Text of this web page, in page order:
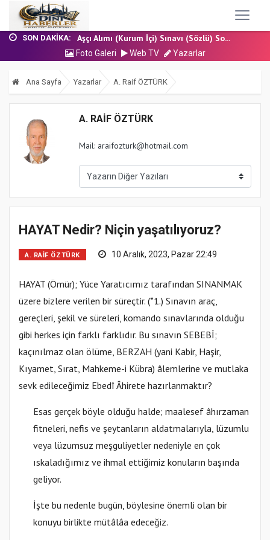
SON DAKIKA:
17 Temmuz 2026 - Cuma Hutbesi
Nakil Talebinde Bulunacak Kadrolu Kur’an...
Aşçı Alımı (Kurum İçi) Sınavı (Sözlü) So...
31 Temmuz 2026 - Cuma Hutbesi
17 Temmuz 2026 - Cuma Hutbesi
Nakil Talebinde Bulunacak Kadrolu Kur’an...
Foto Galeri Web TV Yazarlar
Ana Sayfa Yazarlar A. Raif ÖZTÜRK
A. RAIF ÖZTÜRK
Mail: araifozturk@hotmail.com
HAYAT Nedir? Niçin yaşatılıyoruz?
A. RAIF ÖZTÜRK 10 Aralık, 2023, Pazar 22:49
HAYAT (Ömür); Yüce Yaratıcımız tarafından SINANMAK
üzere bizlere verilen bir süreçtir. (*1.) Sınavın araç,
gereçleri, şekil ve süreleri, komando sınavlarında olduğu
gibi herkes için farklı farklıdır. Bu sınavın SEBEBİ;
kaçınılmaz olan ölüme, BERZAH (yani Kabir, Haşir,
Kıyamet, Sırat, Mahkeme-i Kübra) âlemlerine ve mutlaka
sevk edileceğimiz Ebedî Âhirete hazırlanmaktır?
Esas gerçek böyle olduğu halde; maalesef âhırzaman
fitneleri, nefis ve şeytanların aldatmalarıyla, lüzumlu
veya lüzumsuz meşguliyetler nedeniyle en çok
ıskaladığımız ve ihmal ettiğimiz konuların başında
geliyor.
İşte bu nedenle bugün, böylesine önemli olan bir
konuyu birlikte mütâlâa edeceğiz.